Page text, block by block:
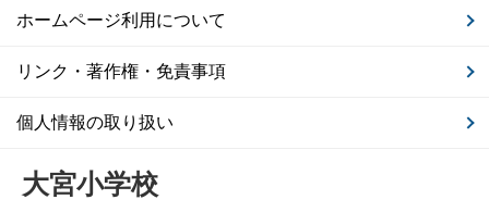
ホームページ利用について
リンク・著作権・免責事項
個人情報の取り扱い
大宮小学校